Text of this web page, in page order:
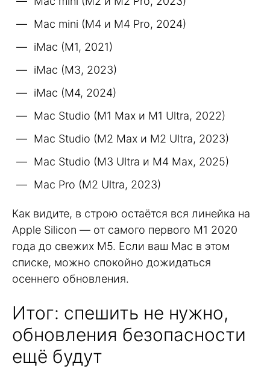
Mac mini (M4 и M4 Pro, 2024)
iMac (M1, 2021)
iMac (M3, 2023)
iMac (M4, 2024)
Mac Studio (M1 Max и M1 Ultra, 2022)
Mac Studio (M2 Max и M2 Ultra, 2023)
Mac Studio (M3 Ultra и M4 Max, 2025)
Mac Pro (M2 Ultra, 2023)
Как видите, в строю остаётся вся линейка на
Apple Silicon — от самого первого M1 2020
года до свежих M5. Если ваш Mac в этом
списке, можно спокойно дожидаться
осеннего обновления.
Итог: спешить не нужно,
обновления безопасности
ещё будут